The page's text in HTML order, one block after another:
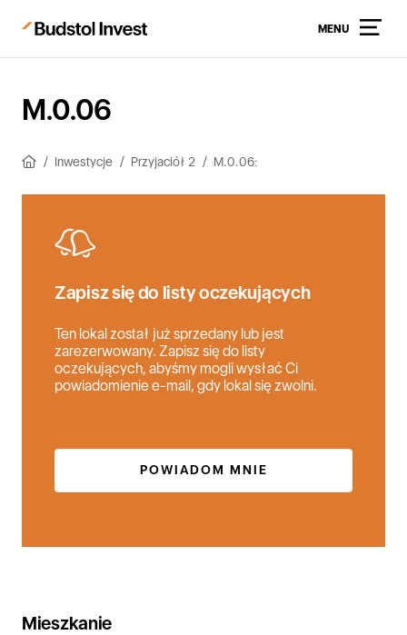
MENU
M.0.06
Inwestycje Przyjaciół 2 M.0.06:
Zapisz się do listy oczekujących
Ten lokal został już sprzedany lub jest
zarezerwowany. Zapisz się do listy
oczekujących, abyśmy mogli wysłać Ci
powiadomienie e-mail, gdy lokal się zwolni.
POWIADOM MNIE
Mieszkanie